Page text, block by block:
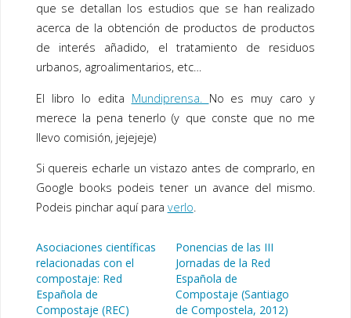
que se detallan los estudios que se han realizado
acerca de la obtención de productos de productos
de interés añadido, el tratamiento de residuos
urbanos, agroalimentarios, etc…
El libro lo edita Mundiprensa. No es muy caro y
merece la pena tenerlo (y que conste que no me
llevo comisión, jejejeje)
Si quereis echarle un vistazo antes de comprarlo, en
Google books podeis tener un avance del mismo.
Podeis pinchar aquí para verlo.
Asociaciones científicas
relacionadas con el
compostaje: Red
Española de
Compostaje (REC)
Ponencias de las III
Jornadas de la Red
Española de
Compostaje (Santiago
de Compostela, 2012)